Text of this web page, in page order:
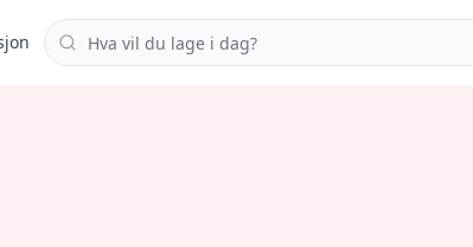
Søk i oppskrifter